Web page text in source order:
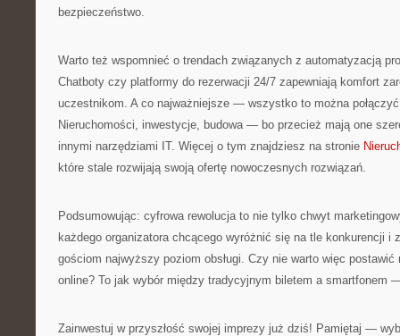
bezpieczeństwo.
Warto też wspomnieć o trendach związanych z automatyzacją
Chatboty czy platformy do rezerwacji 24/7 zapewniają komfort
uczestnikom. A co najważniejsze — wszystko to można
Nieruchomości, inwestycje, budowa — bo przecież mają one
innymi narzędziami IT. Więcej o tym znajdziesz na stronie
które stale rozwijają swoją ofertę nowoczesnych rozwiązań.
Podsumowując: cyfrowa rewolucja to nie tylko chwyt
każdego organizatora chcącego wyróżnić się na tle konkurencji i
gościom najwyższy poziom obsługi. Czy nie warto więc
online? To jak wybór między tradycyjnym biletem a smartfonem
Zainwestuj w przyszłość swojej imprezy już dziś! Pamiętaj —